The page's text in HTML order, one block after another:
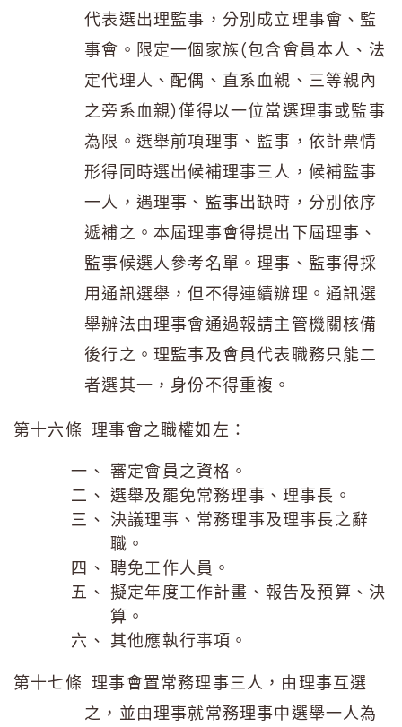
代表選出理監事，分別成立理事會、監
事會。限定一個家族(包含會員本人、法
定代理人、配偶、直系血親、三等親內
之旁系血親)僅得以一位當選理事或監事
為限。選舉前項理事、監事，依計票情
形得同時選出候補理事三人，候補監事
一人，遇理事、監事出缺時，分別依序
遞補之。本屆理事會得提出下屆理事、
監事候選人參考名單。理事、監事得採
用通訊選舉，但不得連續辦理。通訊選
舉辦法由理事會通過報請主管機關核備
後行之。理監事及會員代表職務只能二
者選其一，身份不得重複。
第十六條 理事會之職權如左：
審定會員之資格。
選舉及罷免常務理事、理事長。
決議理事、常務理事及理事長之辭
職。
聘免工作人員。
擬定年度工作計畫、報告及預算、決
算。
其他應執行事項。
第十七條 理事會置常務理事三人，由理事互選
之，並由理事就常務理事中選舉一人為